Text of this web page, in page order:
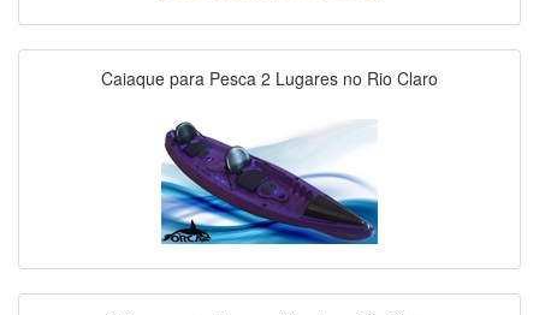
Caiaque para Pesca 2 Lugares no Rio Claro